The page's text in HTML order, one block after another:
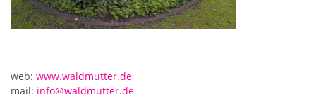
web: www.waldmutter.de
mail: info@waldmutter.de